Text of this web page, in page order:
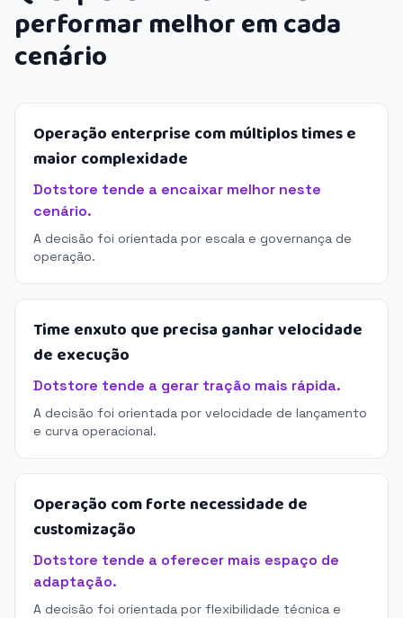
performar melhor em cada
cenário
Operação enterprise com múltiplos times e
maior complexidade
Dotstore tende a encaixar melhor neste
cenário.
A decisão foi orientada por escala e governança de
operação.
Time enxuto que precisa ganhar velocidade
de execução
Dotstore tende a gerar tração mais rápida.
A decisão foi orientada por velocidade de lançamento
e curva operacional.
Operação com forte necessidade de
customização
Dotstore tende a oferecer mais espaço de
adaptação.
A decisão foi orientada por flexibilidade técnica e